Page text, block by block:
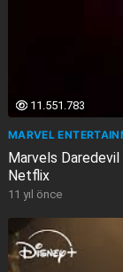
11.551.783
MARVEL
Marvels
Netflix
11 yıl önce